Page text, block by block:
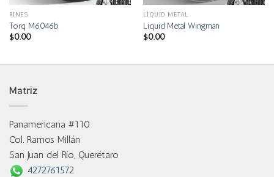
RINES
Torq M6046b
$0.00
LIQUID METAL
Liquid Metal Wingman
$0.00
Matriz
Panamericana #110
Col. Ramos Millán
San Juan del Río, Querétaro
4272761572